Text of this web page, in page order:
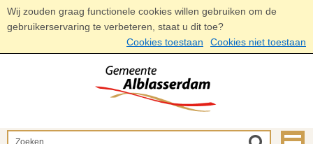
Wij zouden graag functionele cookies willen gebruiken om de
gebruikerservaring te verbeteren, staat u dit toe?
Cookies toestaan
Cookies niet toestaan